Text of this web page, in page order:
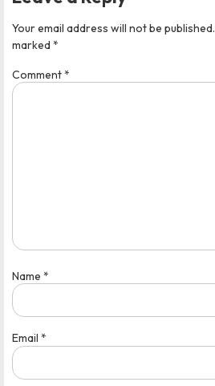
Your email address will not be published.
marked *
Comment*
Name *
Email *